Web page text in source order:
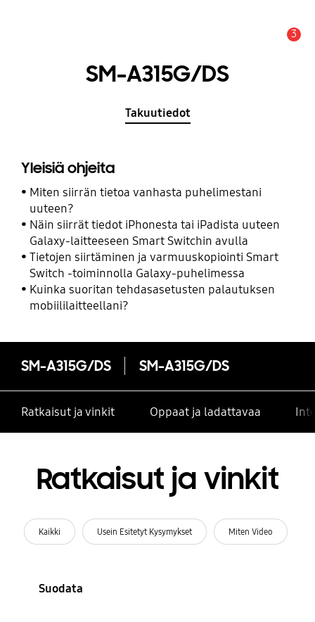
3
SM-A315G/DS
Takuutiedot
Yleisiä ohjeita
Miten siirrän tietoa vanhasta puhelimestani
uuteen?
Näin siirrät tiedot iPhonesta tai iPadista uuteen
Galaxy-laitteeseen Smart Switchin avulla
Tietojen siirtäminen ja varmuuskopiointi Smart
Switch -toiminnolla Galaxy-puhelimessa
Kuinka suoritan tehdasasetusten palautuksen
mobiililaitteellani?
SM-A315G/DS SM-A315G/DS
Ratkaisut ja vinkit Oppaat ja ladattavaa
Ratkaisut ja vinkit
Kaikki Usein Esitetyt Kysymykset Miten Video
Suodata